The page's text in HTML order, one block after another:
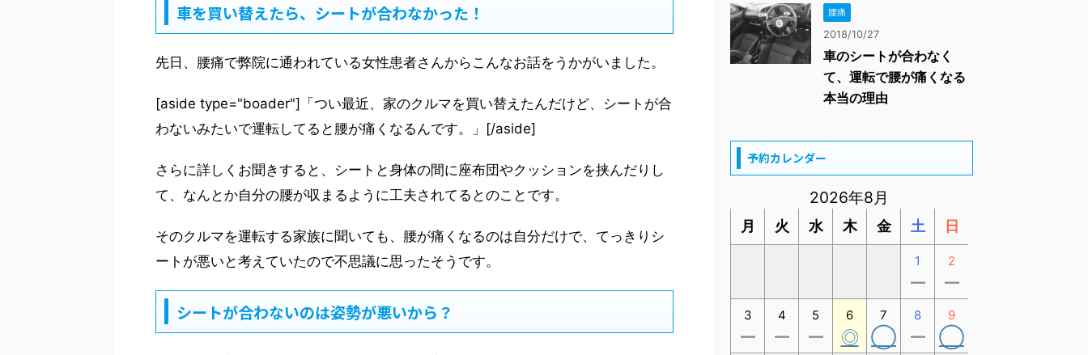
車を買い替えたら、シートが合わなかった！
先日、腰痛で弊院に通われている女性患者さんからこんなお話をうかがいました。
[aside type="boader"]「つい最近、家のクルマを買い替えたんだけど、シートが合
わないみたいで運転してると腰が痛くなるんです。」[/aside]
さらに詳しくお聞きすると、シートと身体の間に座布団やクッションを挟んだりし
て、なんとか自分の腰が収まるように工夫されてるとのことです。
そのクルマを運転する家族に聞いても、腰が痛くなるのは自分だけで、てっきりシ
ートが悪いと考えていたので不思議に思ったそうです。
シートが合わないのは姿勢が悪いから？
腰痛
2018/10/27
車のシートが合わなく
て、運転で腰が痛くなる
本当の理由
予約カレンダー
2026年8月
月 火 水 木 金 土 日
1
ー
2
ー
3
ー
4
ー
5
ー
6
◎
7
◯
8
ー
9
◯